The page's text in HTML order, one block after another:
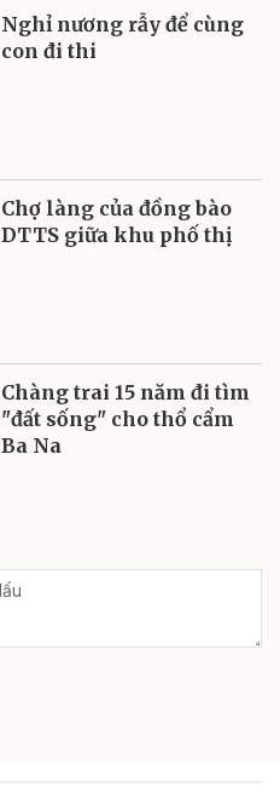
Nghỉ nương rẫy để cùng
con đi thi
Chợ làng của đồng bào
DTTS giữa khu phố thị
Chàng trai 15 năm đi tìm
"đất sống" cho thổ cẩm
Ba Na